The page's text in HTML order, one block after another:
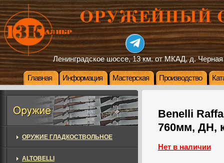
Ленинградское шоссе, 13 км. от МКАД, д. Черная
Главная Информация Мастерская Производство
Benelli
760мм, ДН,
Нет в наличии
ОРУЖИЕ ГЛАДКОСТВОЛЬНОЕ
ALTOBELLI